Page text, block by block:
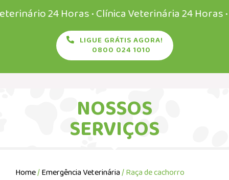
24 Horas • Clínica Veterinária 24 Horas •
LIGUE GRÁTIS AGORA!
0800 024 1010
NOSSOS
SERVIÇOS
Home/Emergência Veterinária/ Raça de cachorro